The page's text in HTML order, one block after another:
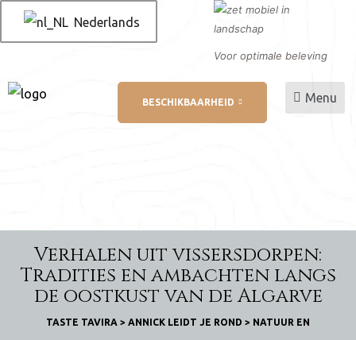
Nederlands
Voor optimale beleving
BESCHIKBAARHEID Menu
Verhalen uit vissersdorpen:
Tradities en ambachten langs
de oostkust van de Algarve
TASTE TAVIRA > ANNICK LEIDT JE ROND > NATUUR EN